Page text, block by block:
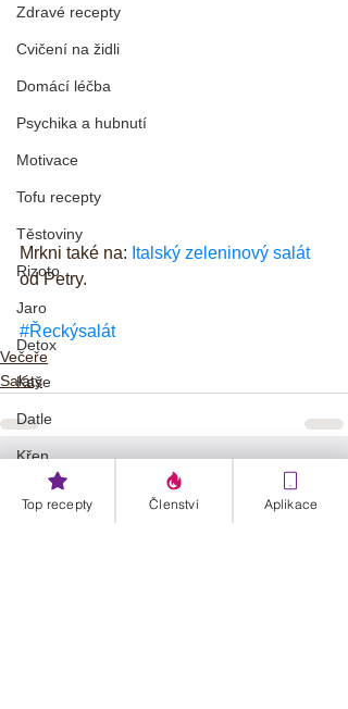
Zdravé recepty
Cvičení na židli
Domácí léčba
Psychika a hubnutí
Motivace
Tofu recepty
Těstoviny
Rizoto
Jaro
Detox
Kaše
Datle
Křen
🎄 Vánoce
Mrkni také na: Italský zeleninový salát
od Petry.
#Řeckýsalát
Večeře
Saláty
Nejnovější příspěvky
Top recepty Členství Aplikace